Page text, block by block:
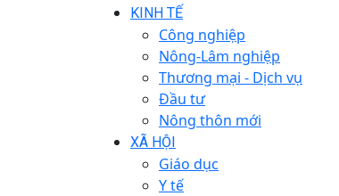
KINH TẾ
Công nghiệp
Nông-Lâm nghiệp
Thương mại - Dịch vụ
Đầu tư
Nông thôn mới
XÃ HỘI
Giáo dục
Y tế